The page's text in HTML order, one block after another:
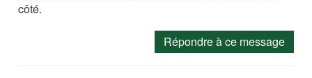
côté.
Répondre à ce message